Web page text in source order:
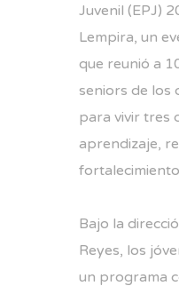
Juvenil (EPJ)
Lempira, un
que reunió a
seniors de los
para vivir tres
aprendizaje,
Bajo la
Reyes, los
un programa